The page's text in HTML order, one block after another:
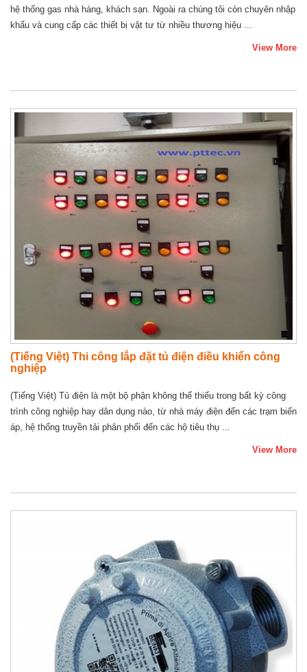
hệ thống gas nhà hàng, khách sạn. Ngoài ra chúng tôi còn chuyên nhập
khẩu và cung cấp các thiết bị vật tư từ nhiều thương hiệu ...
View More
(Tiếng Việt) Thi công lắp đặt tủ điện điều khiển công
nghiệp
(Tiếng Việt) Tủ điện là một bộ phận không thể thiếu trong bất kỳ công
trình công nghiệp hay dân dụng nào, từ nhà máy điện đến các trạm biến
áp, hệ thống truyền tải phân phối đến các hộ tiêu thụ ...
View More